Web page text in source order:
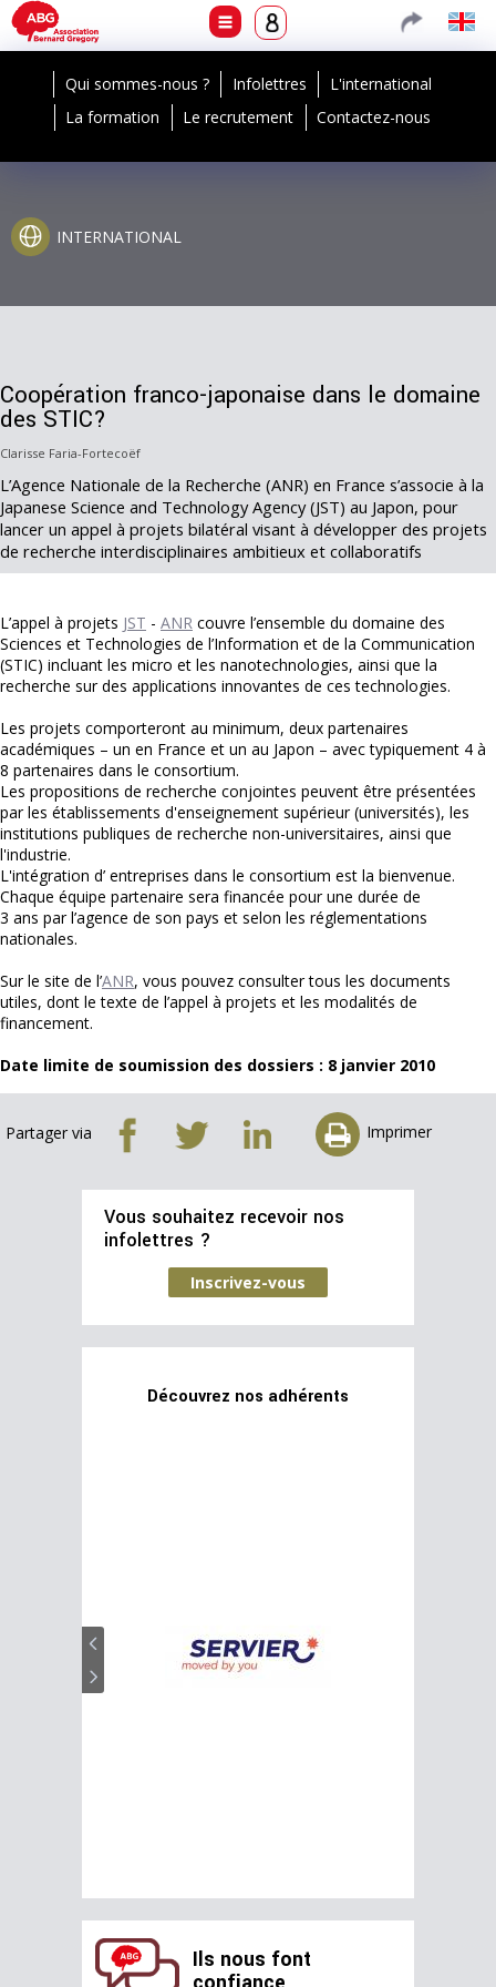
Qui sommes-nous ? Infolettres
L'international
La formation
Le recrutement Contactez-nous
INTERNATIONAL
Coopération franco-japonaise dans le domaine
des STIC?
Clarisse Faria-Fortecoëf
L’Agence Nationale de la Recherche (ANR) en France s’associe à la
Japanese Science and Technology Agency (JST) au Japon, pour
lancer un appel à projets bilatéral visant à développer des projets
de recherche interdisciplinaires ambitieux et collaboratifs
L’appel à projets JST - ANR couvre l’ensemble du domaine des
Sciences et Technologies de l’Information et de la Communication
(STIC) incluant les micro et les nanotechnologies, ainsi que la
recherche sur des applications innovantes de ces technologies.
Les projets comporteront au minimum, deux partenaires
académiques – un en France et un au Japon – avec typiquement 4 à
8 partenaires dans le consortium.
Les propositions de recherche conjointes peuvent être présentées
par les établissements d'enseignement supérieur (universités), les
institutions publiques de recherche non-universitaires, ainsi que
l'industrie.
L'intégration d’ entreprises dans le consortium est la bienvenue.
Chaque équipe partenaire sera financée pour une durée de
3 ans par l’agence de son pays et selon les réglementations
nationales.
Sur le site de l’ANR, vous pouvez consulter tous les documents
utiles, dont le texte de l’appel à projets et les modalités de
financement.
Date limite de soumission des dossiers : 8 janvier 2010
Partager via Imprimer
Vous souhaitez recevoir nos
infolettres ?
Inscrivez-vous
Découvrez nos adhérents
Ils nous font